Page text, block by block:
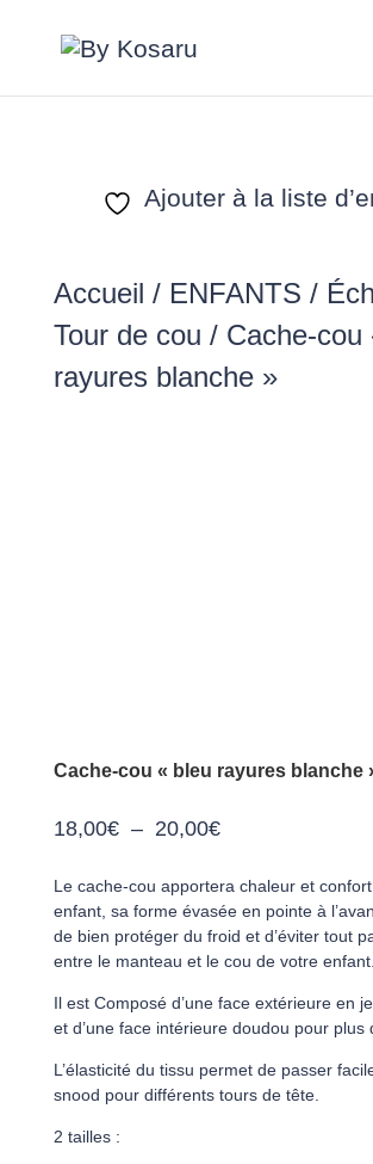
Ajouter à la liste
Accueil / ENFANTS /
Tour de cou / Cache-cou
rayures blanche »
Cache-cou « bleu rayures blanche
18,00€ – 20,00€Plage
prix :
18,00€
à
20,00€
Le cache-cou apportera chaleur et
enfant, sa forme évasée en pointe à
de bien protéger du froid et d’éviter tout
entre le manteau et le cou de votre enfant.
Il est Composé d’une face extérieure en
et d’une face intérieure doudou pour plus
L’élasticité du tissu permet de passer
snood pour différents tours de tête.
2 tailles :